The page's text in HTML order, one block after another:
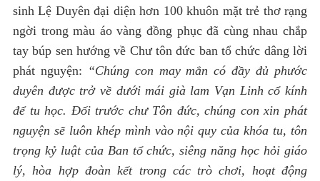
sinh Lệ Duyên đại diện hơn 100 khuôn mặt trẻ thơ rạng
ngời trong màu áo vàng đồng phục đã cùng nhau chắp
tay búp sen hướng về Chư tôn đức ban tổ chức dâng lời
phát nguyện: “Chúng con may mắn có đầy đủ phước
duyên được trở về dưới mái già lam Vạn Linh cổ kính
để tu học. Đối trước chư Tôn đức, chúng con xin phát
nguyện sẽ luôn khép mình vào nội quy của khóa tu, tôn
trọng kỷ luật của Ban tổ chức, siêng năng học hỏi giáo
lý, hòa hợp đoàn kết trong các trò chơi, hoạt động